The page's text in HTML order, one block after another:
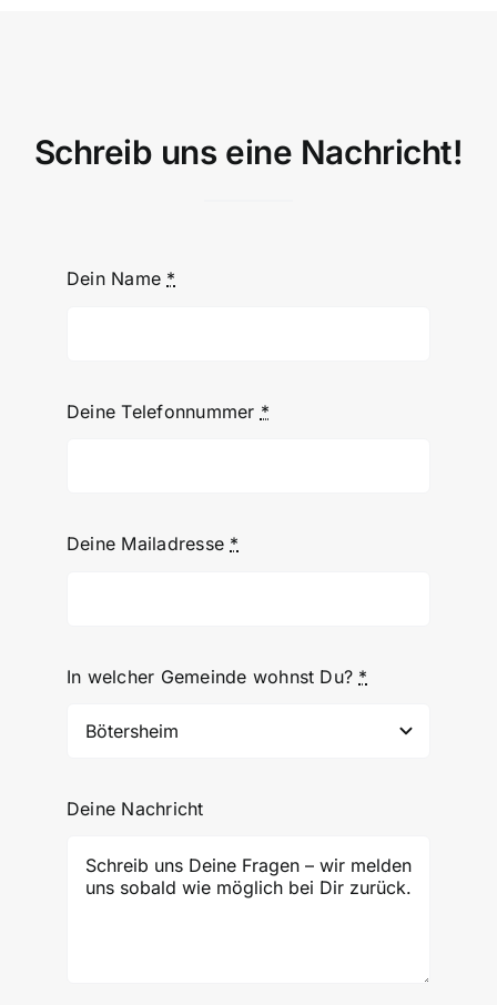
Schreib uns eine Nachricht!
Dein Name *
Deine Telefonnummer *
Deine Mailadresse *
In welcher Gemeinde wohnst Du? *
Deine Nachricht